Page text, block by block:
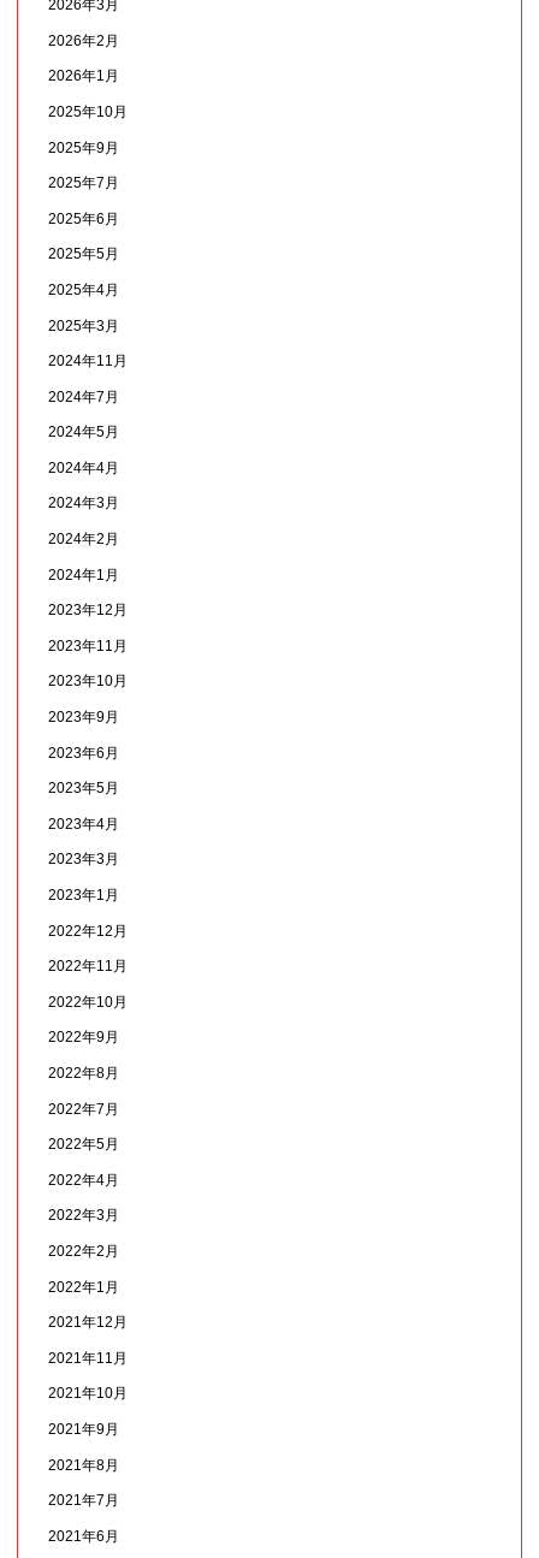
2026年3月
2026年2月
2026年1月
2025年10月
2025年9月
2025年7月
2025年6月
2025年5月
2025年4月
2025年3月
2024年11月
2024年7月
2024年5月
2024年4月
2024年3月
2024年2月
2024年1月
2023年12月
2023年11月
2023年10月
2023年9月
2023年6月
2023年5月
2023年4月
2023年3月
2023年1月
2022年12月
2022年11月
2022年10月
2022年9月
2022年8月
2022年7月
2022年5月
2022年4月
2022年3月
2022年2月
2022年1月
2021年12月
2021年11月
2021年10月
2021年9月
2021年8月
2021年7月
2021年6月